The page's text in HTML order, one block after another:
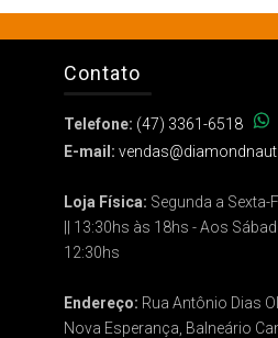
Contato
Telefone: (47) 3361-6518
E-mail:
Loja Física: Segunda a
|| 13:30hs às 18hs - Aos
12:30hs
Endereço: Rua Antônio Dias
Nova Esperança, Balneário